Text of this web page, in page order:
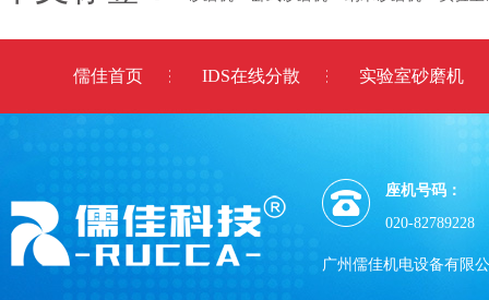
儒佳首页 IDS在线分散 实验室砂磨机
座机号码：
020-82789228
广州儒佳机电设备有限